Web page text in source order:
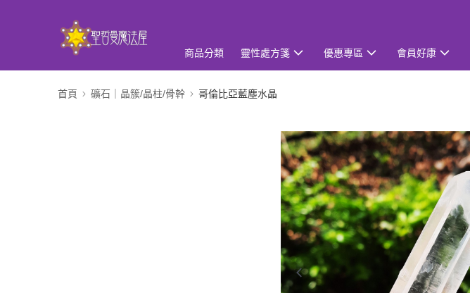
商品分類 靈性處方箋 優惠專區 會員好康
首頁 礦石｜晶簇/晶柱/骨幹 哥倫比亞藍塵水晶